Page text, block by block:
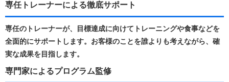
専任トレーナーによる徹底サポート
専任のトレーナーが、目標達成に向けてトレーニングや食事などを
全面的にサポートします。​お客様のことを誰よりも考えながら、確
実な成果を目指します。 ​
専門家によるプログラム監修